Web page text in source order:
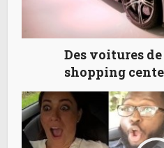
Des voitures
shopping